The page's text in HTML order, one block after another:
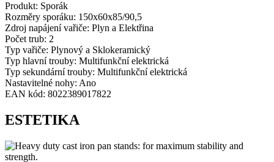
Produkt: Sporák
Rozměry sporáku: 150x60x85/90,5
Zdroj napájení vařiče: Plyn a Elektřina
Počet trub: 2
Typ vařiče: Plynový a Sklokeramický
Typ hlavní trouby: Multifunkční elektrická
Typ sekundární trouby: Multifunkční elektrická
Nastavitelné nohy: Ano
EAN kód: 8022389017822
ESTETIKA